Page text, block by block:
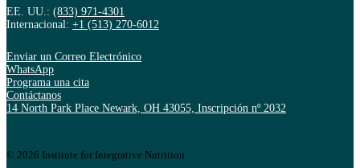
EE. UU.: (833) 971-4301
Internacional: +1 (513) 270-6012
Enviar un Correo Electrónico
WhatsApp
Programa una cita
Contáctanos
14 North Park Place Newark, OH 43055, Inscripción nº 2032
© 2026 Institute for Integrative Nutrition